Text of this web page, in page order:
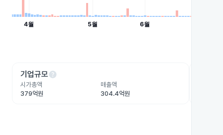
기업규모help
시가총액
379억원
매출액
304.4억원